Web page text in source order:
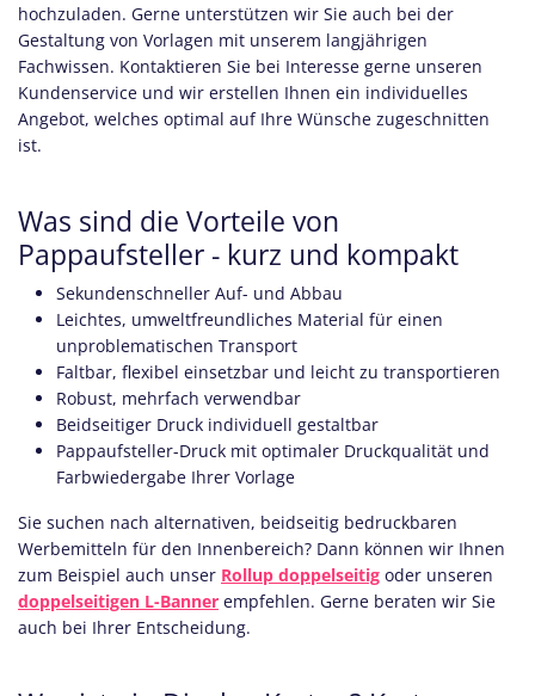
hochzuladen. Gerne unterstützen wir Sie auch bei der
Gestaltung von Vorlagen mit unserem langjährigen
Fachwissen. Kontaktieren Sie bei Interesse gerne unseren
Kundenservice und wir erstellen Ihnen ein individuelles
Angebot, welches optimal auf Ihre Wünsche zugeschnitten
ist.
Was sind die Vorteile von
Pappaufsteller - kurz und kompakt
Sekundenschneller Auf- und Abbau
Leichtes, umweltfreundliches Material für einen
unproblematischen Transport
Faltbar, flexibel einsetzbar und leicht zu transportieren
Robust, mehrfach verwendbar
Beidseitiger Druck individuell gestaltbar
Pappaufsteller-Druck mit optimaler Druckqualität und
Farbwiedergabe Ihrer Vorlage
Sie suchen nach alternativen, beidseitig bedruckbaren
Werbemitteln für den Innenbereich? Dann können wir Ihnen
zum Beispiel auch unser Rollup doppelseitig oder unseren
doppelseitigen L-Banner empfehlen. Gerne beraten wir Sie
auch bei Ihrer Entscheidung.